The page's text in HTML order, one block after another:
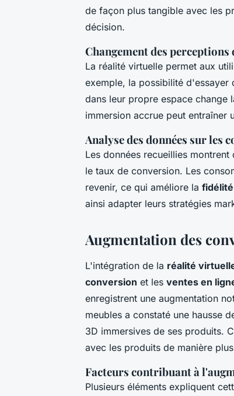
de façon plus tangible avec les
décision.
Changement des perceptions
La réalité virtuelle permet aux
exemple, la possibilité d'essayer
dans leur propre espace change
immersion accrue peut entraîner
Analyse des données sur les
Les données recueillies
le taux de conversion. Les
revenir, ce qui améliore la fidélité
ainsi adapter leurs stratégies
Augmentation des
L'intégration de la réalité
conversion et les ventes en
enregistrent une augmentation
meubles a constaté une hausse
3D immersives de ses produits.
avec les produits de manière
Facteurs contribuant à
Plusieurs éléments expliquent